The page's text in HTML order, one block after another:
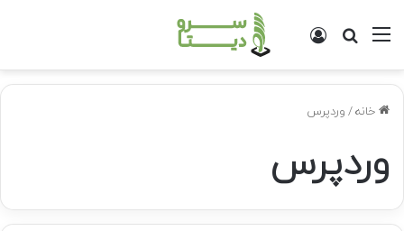
منو
جستجو
خانه/ وردپرس
وردپرس